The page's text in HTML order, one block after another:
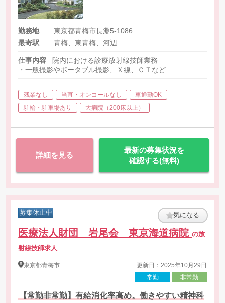
勤務地
東京都青梅市長淵5-1086
最寄駅
青梅、東青梅、河辺
仕事内容
院内における診療放射線技師業務
・一般撮影やポータブル撮影、Ｘ線、ＣＴなど
残業なし 当直・オンコールなし
車通勤OK
駐輪・駐車場あり
大病院（200床以上）
詳細を見る
最新の募集状況を
確認する(無料)
募集休止中 気になる
医療法人財団 岩尾会 東京海道病院の放
射線技師求人
東京都青梅市
更新日：2025年10月29日
常勤
非常勤
【常勤非常勤】有給消化率高め。働きやすい精神科